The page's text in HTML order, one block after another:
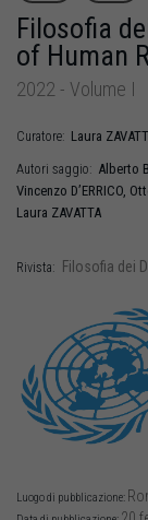
Filosofia
of Human
2022 - Volume I
Curatore: Laura
Autori saggio: Alberto
Vincenzo D’ERRICO,
Laura ZAVATTA
Rivista: Filosofia dei
Luogo di pubblicazione: